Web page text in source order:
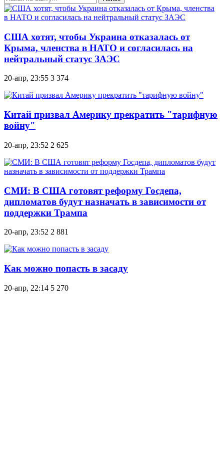
США хотят, чтобы Украина отказалась от
Крыма, членства в НАТО и согласилась на
нейтральный статус ЗАЭС
20-апр, 23:55 3 374
Китай призвал Америку прекратить "тарифную
войну"
20-апр, 23:52 2 625
СМИ: В США готовят реформу Госдепа,
дипломатов будут назначать в зависимости от
поддержки Трампа
20-апр, 23:52 2 881
Как можно попасть в засаду
20-апр, 22:14 5 270